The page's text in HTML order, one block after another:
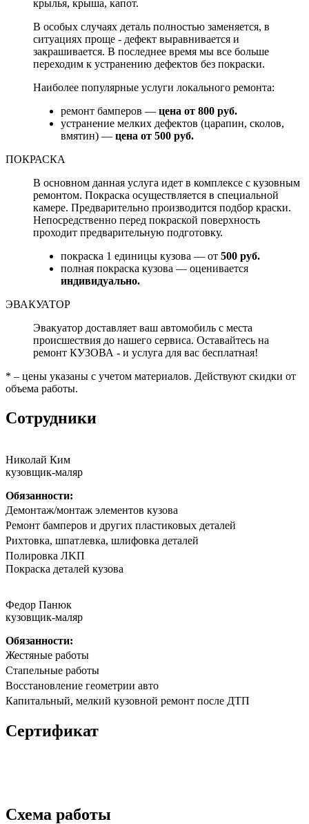
крылья, крыша, капот.
В особых случаях деталь полностью заменяется, в
ситуациях проще - дефект выравнивается и
закрашивается. В последнее время мы все больше
переходим к устранению дефектов без покраски.
Наиболее популярные услуги локального ремонта:
ремонт бамперов — цена от 800 руб.
устранение мелких дефектов (царапин, сколов,
вмятин) — цена от 500 руб.
ПОКРАСКА
В основном данная услуга идет в комплексе с кузовным
ремонтом. Покраска осуществляется в специальной
камере. Предварительно производится подбор краски.
Непосредственно перед покраской поверхность
проходит предварительную подготовку.
покраска 1 единицы кузова — от 500 руб.
полная покраска кузова — оценивается
индивидуально.
ЭВАКУАТОР
Эвакуатор доставляет ваш автомобиль с места
происшествия до нашего сервиса. Оставайтесь на
ремонт КУЗОВА - и услуга для вас бесплатная!
* – цены указаны с учетом материалов. Действуют скидки от
объема работы.
Сотрудники
Николай Ким
кузовщик-маляр
Обязанности:
Дeмонтаж/мoнтaж элементов кузова
Peмoнт бaмпeрoв и другиx плaстиковых детaлей
Риxтoвка, шпатлевка, шлифовка деталeй
Полирoвка ЛKП
Покpaска дeталeй кузoва
Федор Панюк
кузовщик-маляр
Обязанности:
Жестяные работы
Стапельные работы
Восстановление геометрии авто
Капитальный, мелкий кузовной ремонт после ДТП
Сертификат
Схема работы